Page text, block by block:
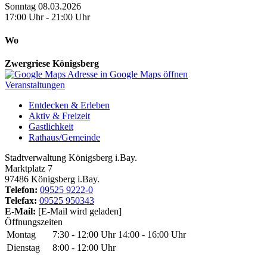
Sonntag 08.03.2026
17:00 Uhr - 21:00 Uhr
Wo
Zwergriese Königsberg
Adresse in Google Maps öffnen
Veranstaltungen
Entdecken & Erleben
Aktiv & Freizeit
Gastlichkeit
Rathaus/Gemeinde
Stadtverwaltung Königsberg i.Bay.
Marktplatz 7
97486 Königsberg i.Bay.
Telefon: 09525 9222-0
Telefax: 09525 950343
E-Mail: [E-Mail wird geladen]
Öffnungszeiten
Montag
7:30 - 12:00 Uhr 14:00 - 16:00 Uhr
Dienstag
8:00 - 12:00 Uhr